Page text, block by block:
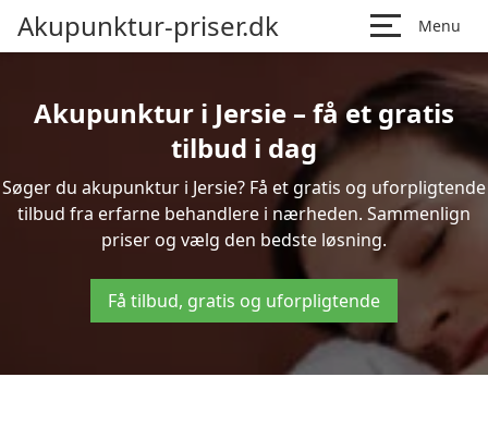
Akupunktur-priser.dk Menu
Akupunktur i Jersie – få et gratis
tilbud i dag
Søger du akupunktur i Jersie? Få et gratis og uforpligtende
tilbud fra erfarne behandlere i nærheden. Sammenlign
priser og vælg den bedste løsning.
Få tilbud, gratis og uforpligtende